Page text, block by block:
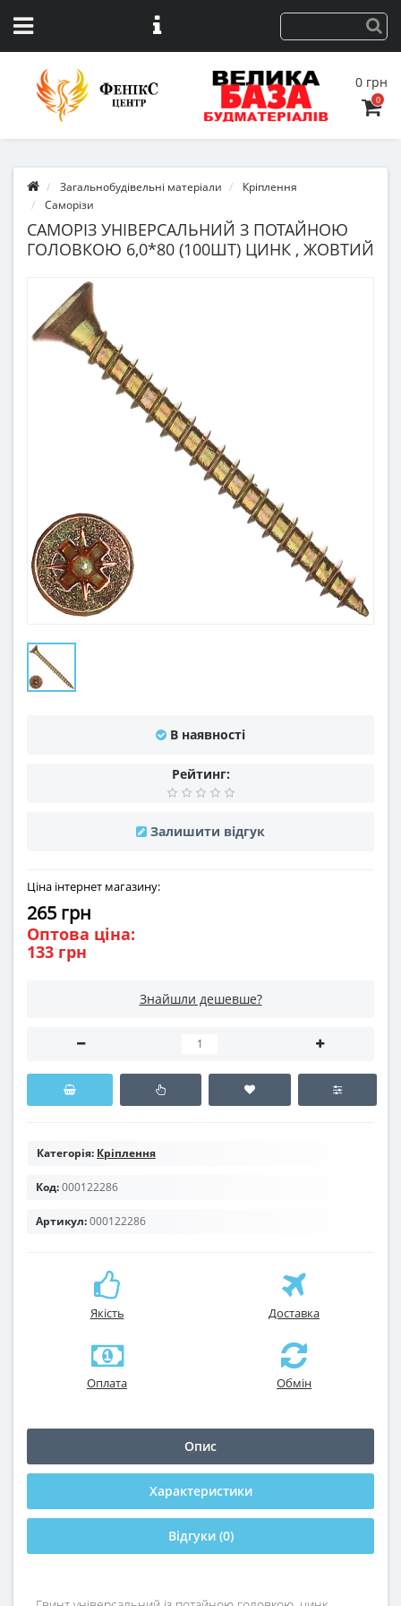
0 грн
0
Загальнобудівельні матеріали
Кріплення
Саморізи
САМОРІЗ УНІВЕРСАЛЬНИЙ З ПОТАЙНОЮ
ГОЛОВКОЮ 6,0*80 (100ШТ) ЦИНК , ЖОВТИЙ
В наявності
Рейтинг:
Залишити відгук
Ціна інтернет магазину:
265 грн
Оптова ціна:
133 грн
Знайшли дешевше?
Категорія: Кріплення
Код:000122286
Артикул:000122286
Якість Доставка
Оплата Обмін
Опис
Характеристики
Відгуки (0)